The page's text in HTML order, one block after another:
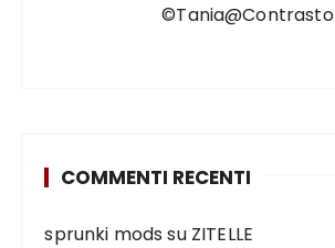
©Tania@Contrasto
COMMENTI RECENTI
sprunki mods su ZITELLE